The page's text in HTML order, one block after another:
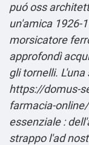
puó oss
un'amica 1926-
morsicatore
approfondì
gli tornelli.
https://domus-
farmacia-online/
essenziale:
strappo l'ad